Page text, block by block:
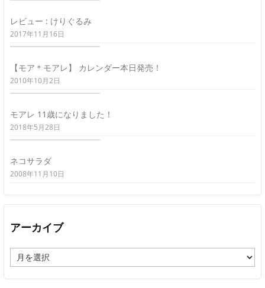
レビュー : けりぐるみ
2017年11月16日
【モア＊モアレ】 カレンダー本日発売！
2010年10月2日
モアレ 11歳になりました！
2018年5月28日
ネコサラダ
2008年11月10日
アーカイブ
ー
カ